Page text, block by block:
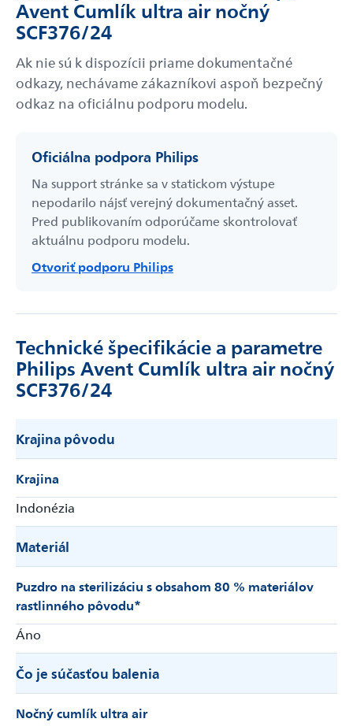
Avent Cumlík ultra air nočný
SCF376/24
Ak nie sú k dispozícii priame dokumentačné
odkazy, nechávame zákazníkovi aspoň bezpečný
odkaz na oficiálnu podporu modelu.
Oficiálna podpora Philips
Na support stránke sa v statickom výstupe
nepodarilo nájsť verejný dokumentačný asset.
Pred publikovaním odporúčame skontrolovať
aktuálnu podporu modelu.
Otvoriť podporu Philips
Technické špecifikácie a parametre
Philips Avent Cumlík ultra air nočný
SCF376/24
Krajina pôvodu
Krajina
Indonézia
Materiál
Puzdro na sterilizáciu s obsahom 80 % materiálov
rastlinného pôvodu*
Áno
Čo je súčasťou balenia
Nočný cumlík ultra air